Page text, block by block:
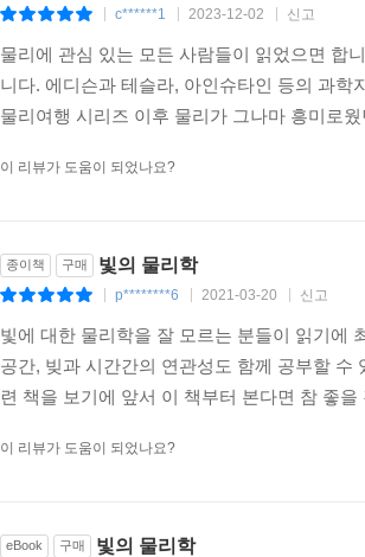
c******1 2023-12-02 신고
물리에 관심 있는 모든 사람들이 읽었으면 합
니다. 에디슨과 테슬라, 아인슈타인 등의 과
물리여행 시리즈 이후 물리가 그나마 흥미로
이 리뷰가 도움이 되었나요?
종이책 구매 빛의 물리학
p********6 2021-03-20 신고
빛에 대한 물리학을 잘 모르는 분들이 읽기에
공간, 빚과 시간간의 연관성도 함께 공부할
련 책을 보기에 앞서 이 책부터 본다면 참 좋
이 리뷰가 도움이 되었나요?
eBook 구매 빛의 물리학